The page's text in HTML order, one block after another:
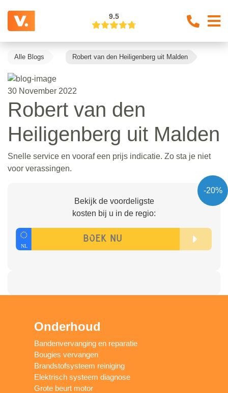
9.5
Alle Blogs Robert van den Heiligenberg uit Malden
30 November 2022
Robert van den
Heiligenberg uit Malden
Snelle service en vooraf een prijs indicatie. Zo sta je niet
voor verassingen.
-20%
Bekijk de voordeligste
kosten bij u in de regio:
Onderhoud
Bandenvervanging en reparatie
Bougies vervangen
Brandstofsysteem reiniging
Elektrisch systeem diagnose
Grote beurt motor